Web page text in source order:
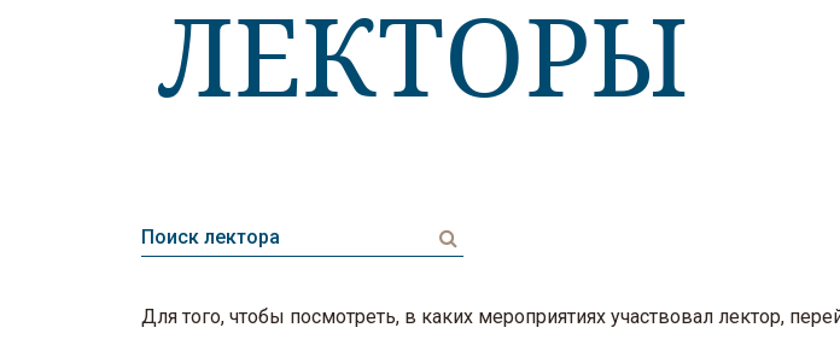
ЛЕКТОРЫ
Для того, чтобы посмотреть, в каких мероприятиях участвовал лектор,